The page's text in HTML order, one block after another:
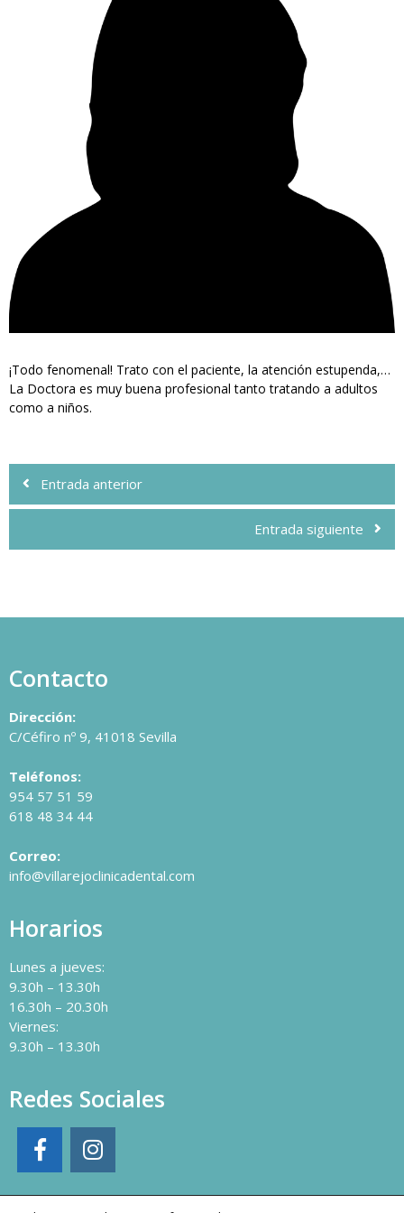
¡Todo fenomenal! Trato con el paciente, la atención estupenda,…
La Doctora es muy buena profesional tanto tratando a adultos
como a niños.
Navegación
de
entradas
Entrada anterior
Entrada siguiente
Contacto
Dirección:
C/Céfiro nº 9, 41018 Sevilla
Teléfonos:
954 57 51 59
618 48 34 44
Correo:
info@villarejoclinicadental.com
Horarios
Lunes a jueves:
9.30h – 13.30h
16.30h – 20.30h
Viernes:
9.30h – 13.30h
Redes Sociales